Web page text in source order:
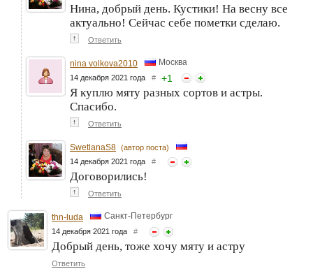
Нина, добрый день. Кустики! На весну все
актуально! Сейчас себе пометки сделаю.
↑ Ответить
nina volkova2010 Москва
14 декабря 2021 года # +1
Я куплю мяту разных сортов и астры.
Спасибо.
↑ Ответить
SwetlanaS8 (автор поста)
14 декабря 2021 года #
Договорились!
↑ Ответить
thn-luda Санкт-Петербург
14 декабря 2021 года #
Добрый день, тоже хочу мяту и астру
Ответить